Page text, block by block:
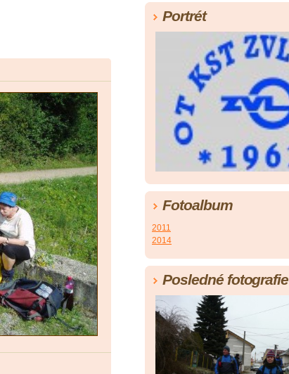
Portrét
Fotoalbum
2011
2014
Posledné fotografie